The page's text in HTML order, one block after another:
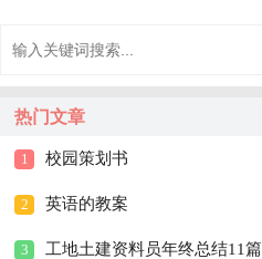
热门文章
1 校园策划书
2 英语的教案
3 工地土建资料员年终总结11篇